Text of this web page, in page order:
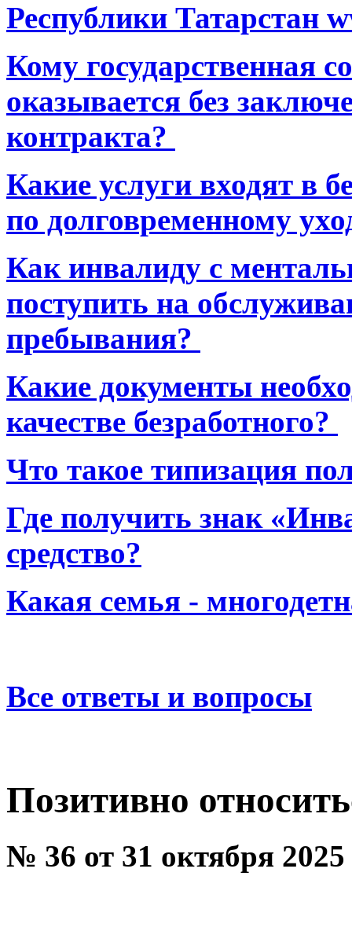
Республики Татарстан
Кому государственная
оказывается без
контракта?
Какие услуги входят в
по долговременному
Как инвалиду с
поступить на
пребывания?
Какие документы
качестве безработного?
Что такое типизация
Где получить знак
средство?
Какая семья -
Все ответы и вопросы
Позитивно
№ 36 от 31 октября